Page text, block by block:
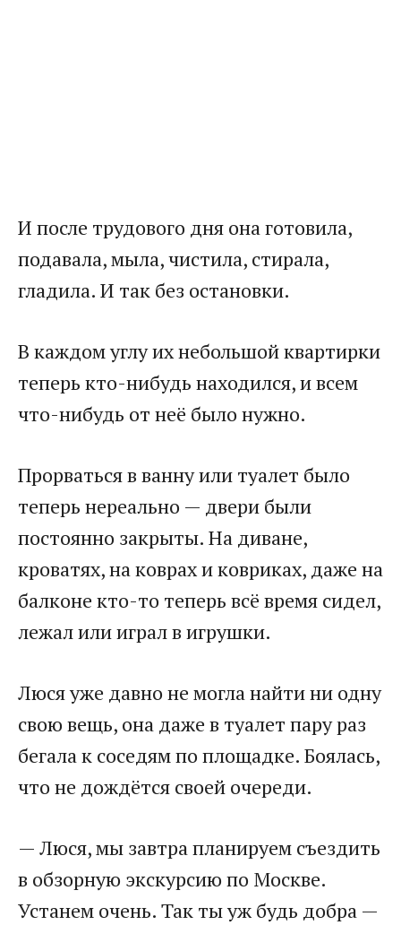
​И после трудового дня она готовила,
подавала, мыла, чистила, стирала,
гладила. И так без остановки. ​
​В каждом углу их небольшой квартирки
теперь кто-нибудь находился, и всем
что-нибудь от неё было нужно. ​
​Прорваться в ванну или туалет было
теперь нереально — двери были
постоянно закрыты. На диване,
кроватях, на коврах и ковриках, даже на
балконе кто-то теперь всё время сидел,
лежал или играл в игрушки.​
​Люся уже давно не могла найти ни одну
свою вещь, она даже в туалет пару раз
бегала к соседям по площадке. Боялась,
что не дождётся своей очереди.​
​— Люся, мы завтра планируем съездить
в обзорную экскурсию по Москве.
Устанем очень. Так ты уж будь добра —